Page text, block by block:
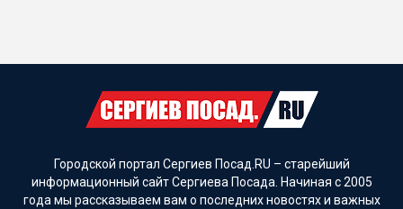
Городской портал Сергиев Посад.RU – старейший
информационный сайт Сергиева Посада. Начиная с 2005
года мы рассказываем вам о последних новостях и важных